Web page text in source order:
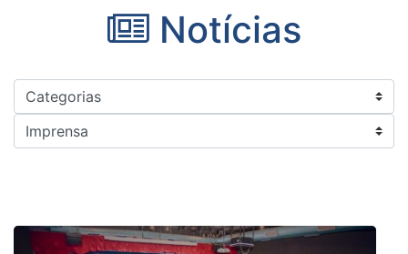
Notícias